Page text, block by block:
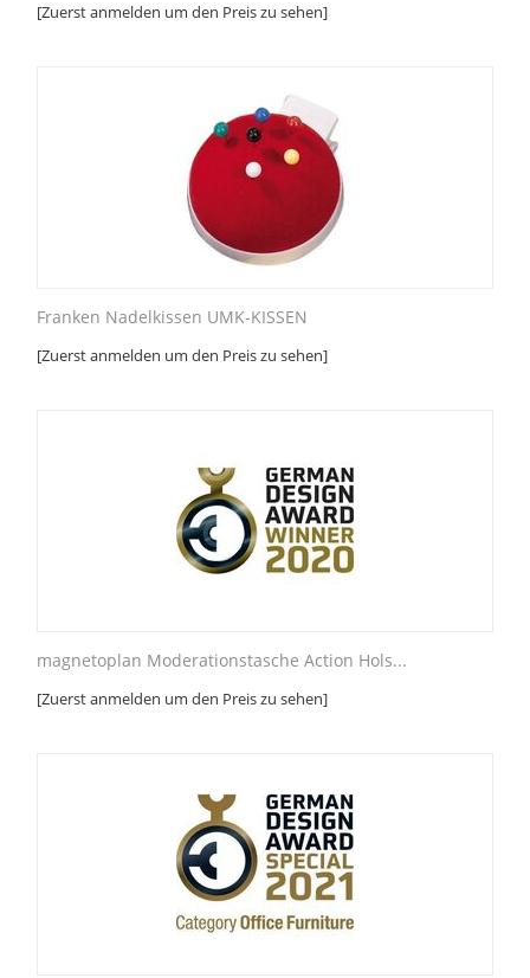
[Zuerst anmelden um den Preis zu sehen]
Franken Nadelkissen UMK-KISSEN
[Zuerst anmelden um den Preis zu sehen]
magnetoplan Moderationstasche Action Hols...
[Zuerst anmelden um den Preis zu sehen]